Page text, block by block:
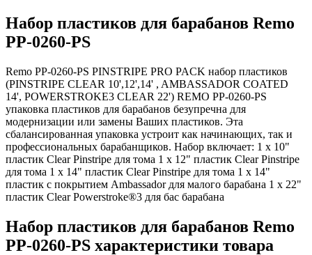
Набор пластиков для барабанов Remo
PP-0260-PS
Remo PP-0260-PS PINSTRIPE PRO PACK набор пластиков
(PINSTRIPE CLEAR 10',12',14' , AMBASSADOR COATED
14', POWERSTROKE3 CLEAR 22') REMO PP-0260-PS
упаковка пластиков для барабанов безупречна для
модернизации или замены Ваших пластиков. Эта
сбалансированная упаковка устроит как начинающих, так и
профессиональных барабанщиков. Набор включает: 1 x 10"
пластик Clear Pinstripe для тома 1 x 12" пластик Clear Pinstripe
для тома 1 x 14" пластик Clear Pinstripe для тома 1 x 14"
пластик с покрытием Ambassador для малого барабана 1 х 22"
пластик Clear Powerstroke®3 для бас барабана
Набор пластиков для барабанов Remo
PP-0260-PS характеристики товара